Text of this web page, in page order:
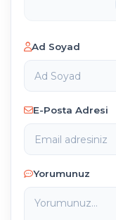
Ad Soyad
E-Posta Adresi
Yorumunuz